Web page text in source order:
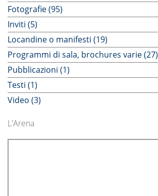
Fotografie (95)
Inviti (5)
Locandine o manifesti (19)
Programmi di sala, brochures varie (27)
Pubblicazioni (1)
Testi (1)
Video (3)
L'Arena